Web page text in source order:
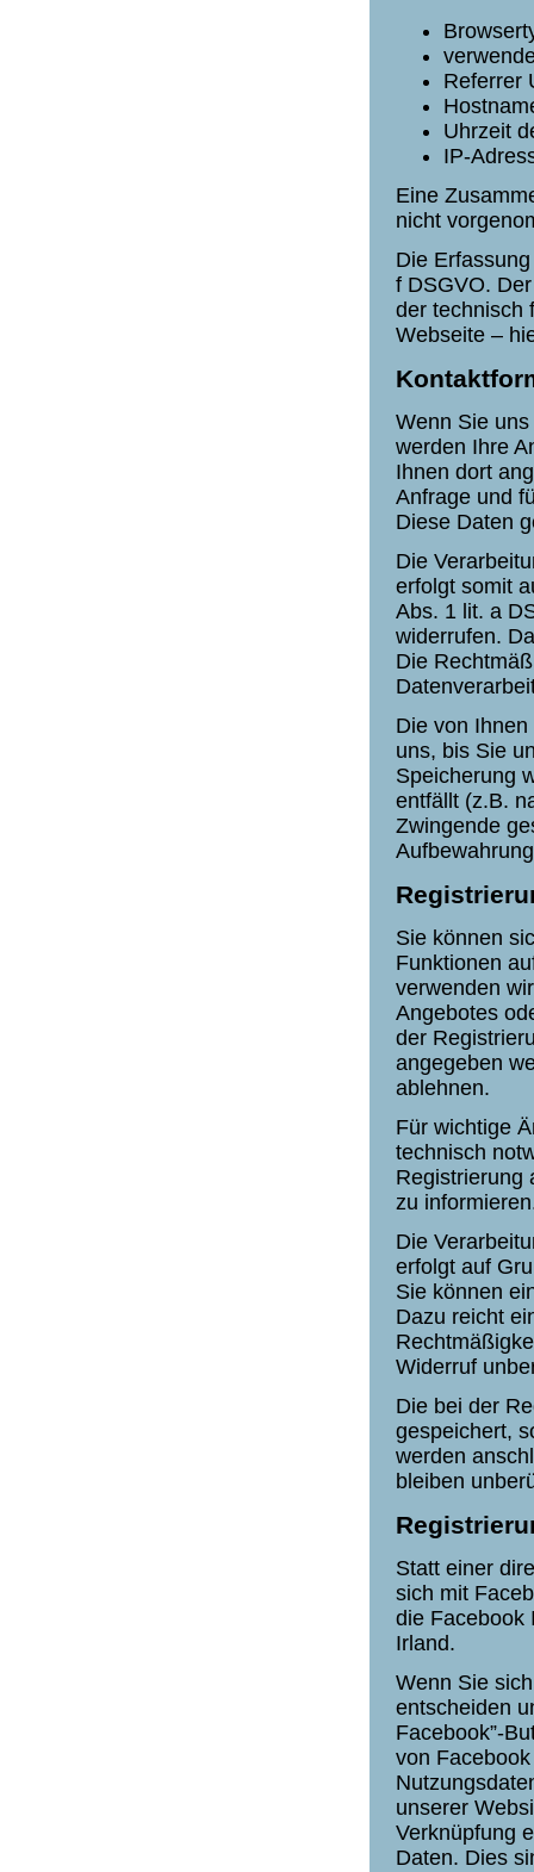
Referrer
Uhrzeit
IP-
Eine
nicht
Die
f DSGVO.
der technisch
Webseite –
Wenn Sie
werden Ihre
Ihnen dort
Anfrage und
Diese Daten
Die
erfolgt somit
Abs. 1 lit. a
widerrufen.
Die
Die von
uns, bis Sie
Speicherung
entfällt (z.B.
Zwingende
Sie können
Funktionen
verwenden
Angebotes
der
angegeben
ablehnen.
Für wichtige
technisch
Registrierung
zu
Die
erfolgt auf
Sie können
Dazu reicht
Widerruf
Die bei der
gespeichert,
werden
bleiben
Statt einer
sich mit
die Facebook
Irland.
Wenn Sie
entscheiden
Facebook”-
von
unserer
Verknüpfung
Daten. Dies